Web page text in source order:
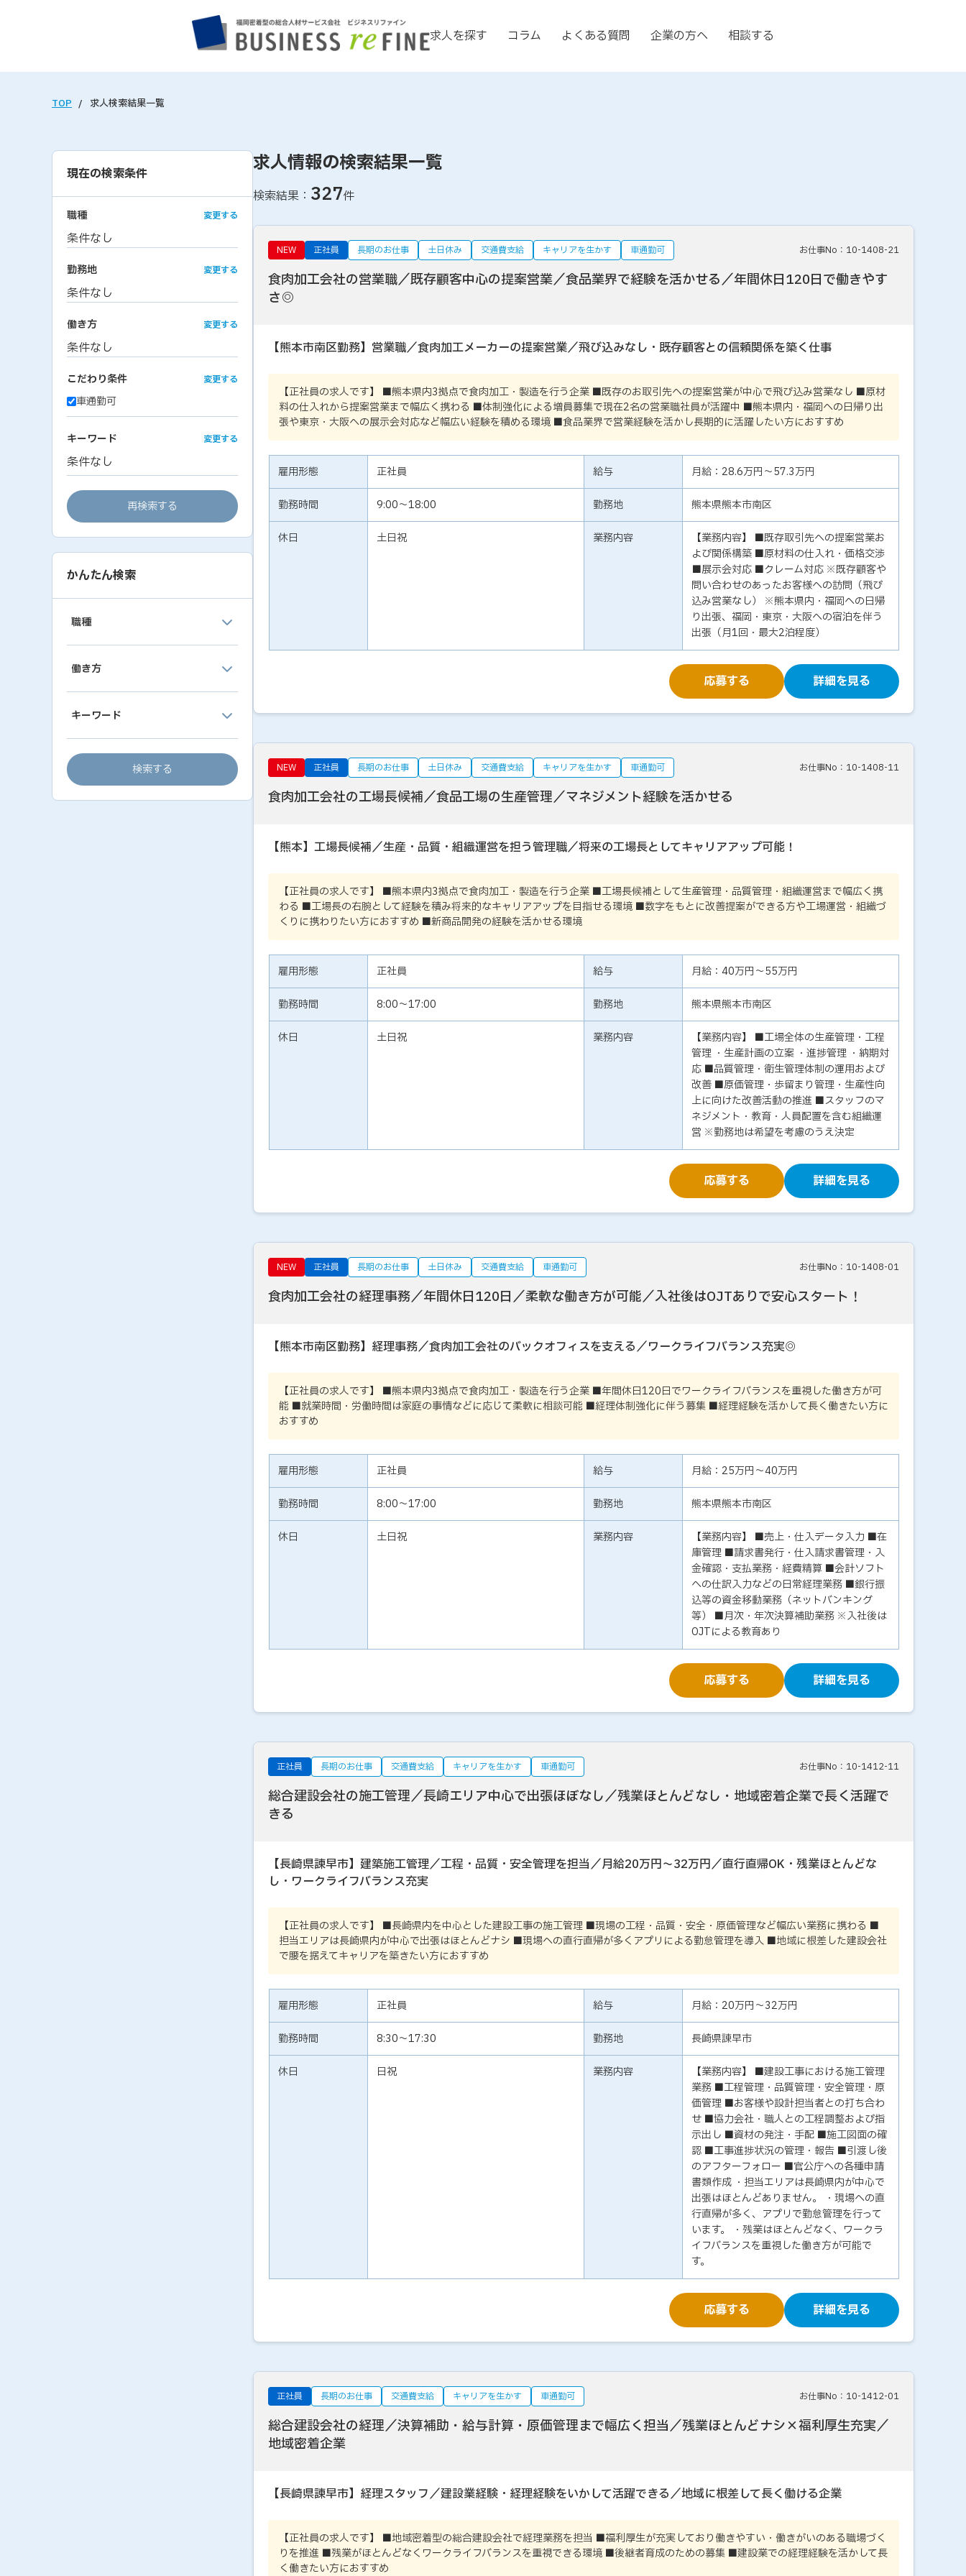
求人を探す コラム よくある質問 企業の方へ 相談する
TOP 求人検索結果一覧
現在の検索条件
職種 変更する
条件なし
勤務地 変更する
条件なし
働き方 変更する
条件なし
こだわり条件 変更する
車通勤可
キーワード 変更する
条件なし
再検索する
かんたん検索
職種
働き方
キーワード
検索する
求人情報の検索結果一覧
検索結果： 327件
NEW 正社員 長期のお仕事 土日休み 交通費支給 キャリアを生かす 車通勤可 お仕事No：10-1408-21
食肉加工会社の営業職／既存顧客中心の提案営業／食品業界で経験を活かせる／年間休日120日で働きやす
さ◎
【熊本市南区勤務】営業職／食肉加工メーカーの提案営業／飛び込みなし・既存顧客との信頼関係を築く仕事
【正社員の求人です】 ■熊本県内3拠点で食肉加工・製造を行う企業 ■既存のお取引先への提案営業が中心で飛び込み営業なし ■原材
料の仕入れから提案営業まで幅広く携わる ■体制強化による増員募集で現在2名の営業職社員が活躍中 ■熊本県内・福岡への日帰り出
張や東京・大阪への展示会対応など幅広い経験を積める環境 ■食品業界で営業経験を活かし長期的に活躍したい方におすすめ
雇用形態 正社員 給与 月給：28.6万円～57.3万円
勤務時間 9:00～18:00 勤務地 熊本県熊本市南区
休日 土日祝 業務内容
【業務内容】 ■既存取引先への提案営業お
よび関係構築 ■原材料の仕入れ・価格交渉
■展示会対応 ■クレーム対応 ※既存顧客や
問い合わせのあったお客様への訪問（飛び
込み営業なし） ※熊本県内・福岡への日帰
り出張、福岡・東京・大阪への宿泊を伴う
出張（月1回・最大2泊程度）
応募する 詳細を見る
NEW 正社員 長期のお仕事 土日休み 交通費支給 キャリアを生かす 車通勤可 お仕事No：10-1408-11
食肉加工会社の工場長候補／食品工場の生産管理／マネジメント経験を活かせる
【熊本】工場長候補／生産・品質・組織運営を担う管理職／将来の工場長としてキャリアアップ可能！
【正社員の求人です】 ■熊本県内3拠点で食肉加工・製造を行う企業 ■工場長候補として生産管理・品質管理・組織運営まで幅広く携
わる ■工場長の右腕として経験を積み将来的なキャリアアップを目指せる環境 ■数字をもとに改善提案ができる方や工場運営・組織づ
くりに携わりたい方におすすめ ■新商品開発の経験を活かせる環境
雇用形態 正社員 給与 月給：40万円～55万円
勤務時間 8:00～17:00 勤務地 熊本県熊本市南区
休日 土日祝 業務内容
【業務内容】 ■工場全体の生産管理・工程
管理 ・生産計画の立案 ・進捗管理 ・納期対
応 ■品質管理・衛生管理体制の運用および
改善 ■原価管理・歩留まり管理・生産性向
上に向けた改善活動の推進 ■スタッフのマ
ネジメント・教育・人員配置を含む組織運
営 ※勤務地は希望を考慮のうえ決定
応募する 詳細を見る
NEW 正社員 長期のお仕事 土日休み 交通費支給 車通勤可 お仕事No：10-1408-01
食肉加工会社の経理事務／年間休日120日／柔軟な働き方が可能／入社後はOJTありで安心スタート！
【熊本市南区勤務】経理事務／食肉加工会社のバックオフィスを支える／ワークライフバランス充実◎
【正社員の求人です】 ■熊本県内3拠点で食肉加工・製造を行う企業 ■年間休日120日でワークライフバランスを重視した働き方が可
能 ■就業時間・労働時間は家庭の事情などに応じて柔軟に相談可能 ■経理体制強化に伴う募集 ■経理経験を活かして長く働きたい方に
おすすめ
雇用形態 正社員 給与 月給：25万円～40万円
勤務時間 8:00～17:00 勤務地 熊本県熊本市南区
休日 土日祝 業務内容
【業務内容】 ■売上・仕入データ入力 ■在
庫管理 ■請求書発行・仕入請求書管理・入
金確認・支払業務・経費精算 ■会計ソフト
への仕訳入力などの日常経理業務 ■銀行振
込等の資金移動業務（ネットバンキング
等） ■月次・年次決算補助業務 ※入社後は
OJTによる教育あり
応募する 詳細を見る
正社員 長期のお仕事 交通費支給 キャリアを生かす 車通勤可 お仕事No：10-1412-11
総合建設会社の施工管理／長崎エリア中心で出張ほぼなし／残業ほとんどなし・地域密着企業で長く活躍で
きる
【長崎県諫早市】建築施工管理／工程・品質・安全管理を担当／月給20万円～32万円／直行直帰OK・残業ほとんどな
し・ワークライフバランス充実
【正社員の求人です】 ■長崎県内を中心とした建設工事の施工管理 ■現場の工程・品質・安全・原価管理など幅広い業務に携わる ■
担当エリアは長崎県内が中心で出張はほとんどナシ ■現場への直行直帰が多くアプリによる勤怠管理を導入 ■地域に根差した建設会社
で腰を据えてキャリアを築きたい方におすすめ
雇用形態 正社員 給与 月給：20万円～32万円
勤務時間 8:30～17:30 勤務地 長崎県諫早市
休日 日祝 業務内容
【業務内容】 ■建設工事における施工管理
業務 ■工程管理・品質管理・安全管理・原
価管理 ■お客様や設計担当者との打ち合わ
せ ■協力会社・職人との工程調整および指
示出し ■資材の発注・手配 ■施工図面の確
認 ■工事進捗状況の管理・報告 ■引渡し後
のアフターフォロー ■官公庁への各種申請
書類作成 ・担当エリアは長崎県内が中心で
出張はほとんどありません。 ・現場への直
行直帰が多く、アプリで勤怠管理を行って
います。 ・残業はほとんどなく、ワークラ
イフバランスを重視した働き方が可能で
す。
応募する 詳細を見る
正社員 長期のお仕事 交通費支給 キャリアを生かす 車通勤可 お仕事No：10-1412-01
総合建設会社の経理／決算補助・給与計算・原価管理まで幅広く担当／残業ほとんどナシ×福利厚生充実／
地域密着企業
【長崎県諫早市】経理スタッフ／建設業経験・経理経験をいかして活躍できる／地域に根差して長く働ける企業
【正社員の求人です】 ■地域密着型の総合建設会社で経理業務を担当 ■福利厚生が充実しており働きやすい・働きがいのある職場づく
りを推進 ■残業がほとんどなくワークライフバランスを重視できる環境 ■後継者育成のための募集 ■建設業での経理経験を活かして長
く働きたい方におすすめ